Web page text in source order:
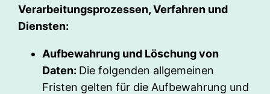
Verarbeitungsprozessen, Verfahren und
Diensten:
Aufbewahrung und Löschung von
Daten: Die folgenden allgemeinen
Fristen gelten für die Aufbewahrung und